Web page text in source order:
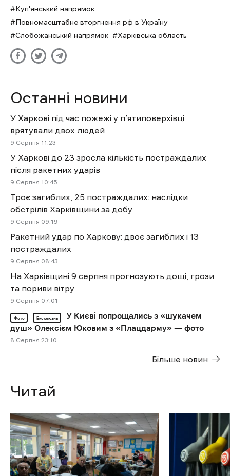
Куп'янський напрямок
Повномасштабне вторгнення рф в Україну
Слобожанський напрямок
Харківська область
Останні новини
У Харкові під час пожежі у п’ятиповерхівці
врятували двох людей
9 Cерпня 11:23
У Харкові до 23 зросла кількість постраждалих
після ракетних ударів
9 Cерпня 10:45
Троє загиблих, 25 постраждалих: наслідки
обстрілів Харківщини за добу
9 Cерпня 09:19
Ракетний удар по Харкову: двоє загиблих і 13
постраждалих
9 Cерпня 08:43
На Харківщині 9 серпня прогнозують дощі, грози
та пориви вітру
9 Cерпня 07:01
Фото Ексклюзив
У Києві попрощались з «шукачем
душ» Олексієм Юковим з «Плацдарму» — фото
8 Cерпня 23:10
Більше новин
Читай